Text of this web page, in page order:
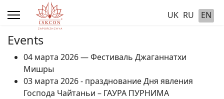
UK RU EN
Events
04 марта 2026 — Фестиваль Джаганнатхи
Мишры
03 марта 2026 - празднование Дня явления
Господа Чайтаньи – ГАУРА ПУРНИМА